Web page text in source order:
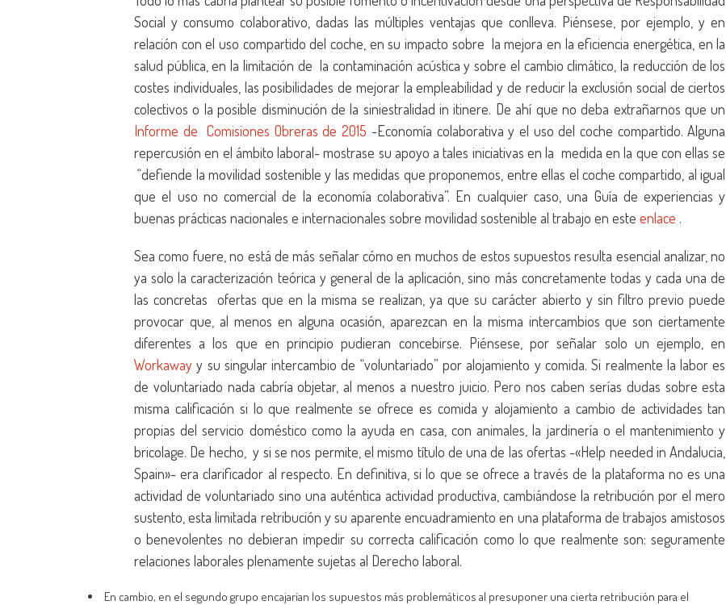
Social y consumo colaborativo, dadas las múltiples ventajas que conlleva. Piénsese, por ejemplo, y en
relación con el uso compartido del coche, en su impacto sobre la mejora en la eficiencia energética, en la
salud pública, en la limitación de la contaminación acústica y sobre el cambio climático, la reducción de los
costes individuales, las posibilidades de mejorar la empleabilidad y de reducir la exclusión social de ciertos
colectivos o la posible disminución de la siniestralidad in itinere. De ahí que no deba extrañarnos que un
Informe de Comisiones Obreras de 2015 -Economía colaborativa y el uso del coche compartido. Alguna
repercusión en el ámbito laboral- mostrase su apoyo a tales iniciativas en la medida en la que con ellas se
“defiende la movilidad sostenible y las medidas que proponemos, entre ellas el coche compartido, al igual
que el uso no comercial de la economía colaborativa”. En cualquier caso, una Guía de experiencias y
buenas prácticas nacionales e internacionales sobre movilidad sostenible al trabajo en este enlace .
Sea como fuere, no está de más señalar cómo en muchos de estos supuestos resulta esencial analizar, no
ya solo la caracterización teórica y general de la aplicación, sino más concretamente todas y cada una de
las concretas ofertas que en la misma se realizan, ya que su carácter abierto y sin filtro previo puede
provocar que, al menos en alguna ocasión, aparezcan en la misma intercambios que son ciertamente
diferentes a los que en principio pudieran concebirse. Piénsese, por señalar solo un ejemplo, en
Workaway y su singular intercambio de “voluntariado” por alojamiento y comida. Si realmente la labor es
de voluntariado nada cabría objetar, al menos a nuestro juicio. Pero nos caben serías dudas sobre esta
misma calificación si lo que realmente se ofrece es comida y alojamiento a cambio de actividades tan
propias del servicio doméstico como la ayuda en casa, con animales, la jardinería o el mantenimiento y
bricolage. De hecho, y si se nos permite, el mismo título de una de las ofertas -«Help needed in Andalucia,
Spain»- era clarificador al respecto. En definitiva, si lo que se ofrece a través de la plataforma no es una
actividad de voluntariado sino una auténtica actividad productiva, cambiándose la retribución por el mero
sustento, esta limitada retribución y su aparente encuadramiento en una plataforma de trabajos amistosos
o benevolentes no debieran impedir su correcta calificación como lo que realmente son: seguramente
relaciones laborales plenamente sujetas al Derecho laboral.
En cambio, en el segundo grupo encajarían los supuestos más problemáticos al presuponer una cierta retribución para el